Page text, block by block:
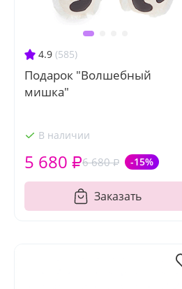
4.9 (585)
Подарок "Волшебный
мишка"
В наличии
6 680 ₽ -15%
5 680 ₽
Заказать